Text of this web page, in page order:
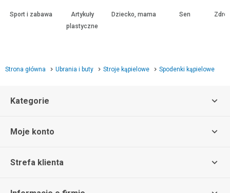
Sport i zabawa
Artykuły
plastyczne
Dziecko, mama Sen
Strona główna Ubrania i buty Stroje kąpielowe Spodenki kąpielowe
Kategorie
Moje konto
Strefa klienta